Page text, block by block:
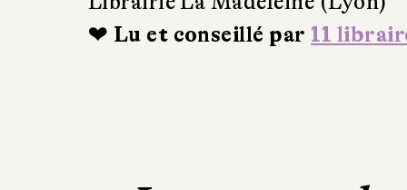
❤ Lu et conseillé par 11